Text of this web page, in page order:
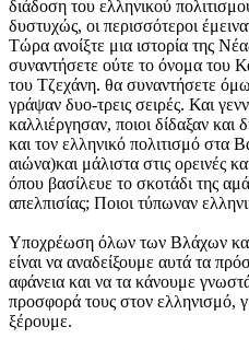
διάδοση του ελληνικού
δυστυχώς, οι περισσότεροι
Τώρα ανοίξτε μια ιστορία της
συναντήσετε ούτε το όνομα του
του Τζεχάνη. θα συναντήσετε
γράψαν δυο-τρεις σειρές. Και
καλλιέργησαν, ποιοι δίδαξαν
και τον ελληνικό πολιτισμό στα
αιώνα)και μάλιστα στις ορεινές
όπου βασίλευε το σκοτάδι της
απελπισίας; Ποιοι τύπωναν
Υποχρέωση όλων των Βλάχων
είναι να αναδείξουμε αυτά τα
αφάνεια και να τα κάνουμε
προσφορά τους στον ελληνισμό,
ξέρουμε.